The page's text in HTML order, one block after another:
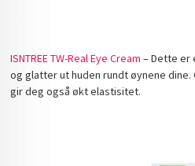
ISNTREE TW-Real Eye Cream – Dette er
og glatter ut huden rundt øynene
gir deg også økt elastisitet.